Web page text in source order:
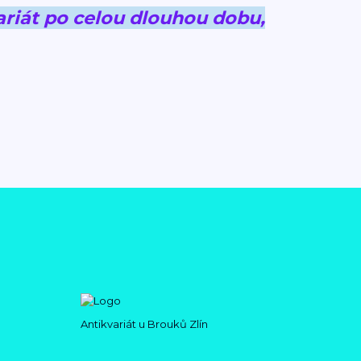
po celou dlouhou dobu,
Antikvariát u Brouků Zlín